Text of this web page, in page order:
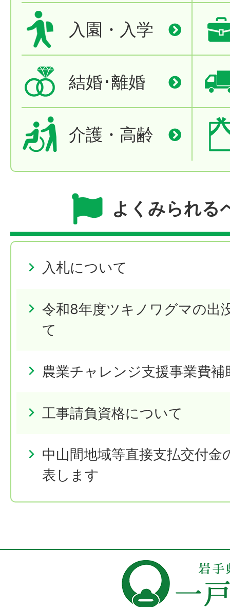
入園・入学
結婚･離婚
介護・高齢
よくみられる
入札について
令和8年度ツキノワグマの出
て
農業チャレンジ支援事業費補
工事請負資格について
中山間地域等直接支払交付
表します